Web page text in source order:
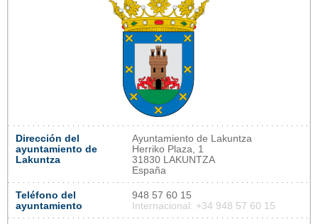
Dirección del
ayuntamiento de
Lakuntza
Ayuntamiento de Lakuntza
Herriko Plaza, 1
31830 LAKUNTZA
España
Teléfono del
ayuntamiento
948 57 60 15
Internacional: +34 948 57 60 15